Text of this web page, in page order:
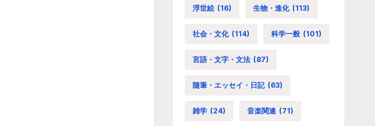
浮世絵 (16) 生物・進化 (113)
社会・文化 (114) 科学一般 (101)
言語・文字・文法 (87)
随筆・エッセイ・日記 (63)
雑学 (24) 音楽関連 (71)